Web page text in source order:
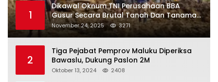
1
Dikawal Oknum TNI Perusahaan BBA
Gusur Secara Brutal Tanah Dan Tanaman
Warga, Akademisi Unpatti Minta Pangdam
Tertibkan Anggotanya
November 24, 2025 3271
2
Tiga Pejabat Pemprov Maluku Diperiksa
Bawaslu, Dukung Paslon 2M
Oktober 13, 2024 2408